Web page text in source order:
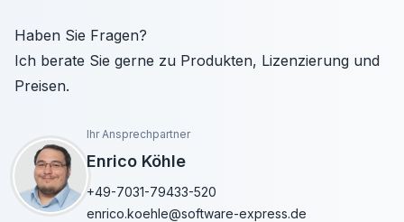
Haben Sie Fragen?
Ich berate Sie gerne zu Produkten, Lizenzierung und
Preisen.
Ihr Ansprechpartner
Enrico Köhle
+49-7031-79433-520
enrico.koehle@software-express.de